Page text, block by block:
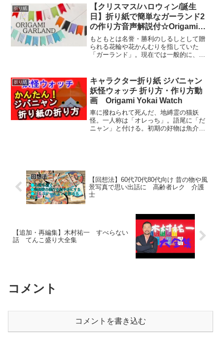
の気分を与えることができます。また、
プレゼントとして贈ること...
折り紙
【クリスマス/ハロウィン/誕生
日】折り紙で簡単なガーランド2
の作り方音声解説付☆Origami
easy garland 2 tutorial/たつくり
もともとは名誉・勝利のしるしとして贈
られる花輪や花かんむりを指していた
「ガーランド」。現在では一般的に、花
として飾り付けるアイテムのことを指し
ます。【折り紙】簡単なガー...
折り紙
キャラクター折り紙 ジバニャン
妖怪ウォッチ 折り方・作り方動
画 Origami Yokai Watch
車に撥ねられて死んだ、地縛霊の猫妖
怪。一人称は「オレっち」。語尾に「だ
ニャン」と付ける。初期の好物は魚介類
【回想法】60代70代80代向け 昔の物や風
景写真で思い出話に 高齢者レク 介護
士
【追加・再編集】木村祐一 すべらない
話 てんこ盛り大全集
コメント
コメントを書き込む